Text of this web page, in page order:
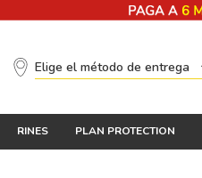
Elige el método de entrega
RINES PLAN PROTECTION